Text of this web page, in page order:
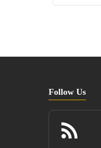
Follow Us